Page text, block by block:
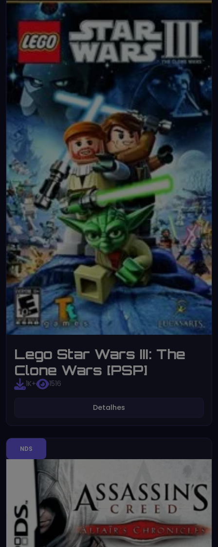
Lego Star Wars III: The
Clone Wars [PSP]
1K+ 1516
Detalhes
NDS